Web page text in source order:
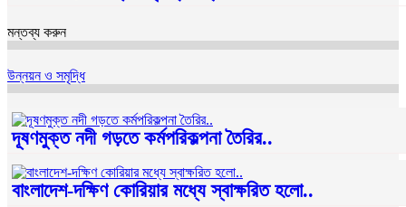
মন্তব্য করুন
উন্নয়ন ও সমৃদ্ধি
দূষণমুক্ত নদী গড়তে কর্মপরিকল্পনা তৈরির..
বাংলাদেশ-দক্ষিণ কোরিয়ার মধ্যে স্বাক্ষরিত হলো..